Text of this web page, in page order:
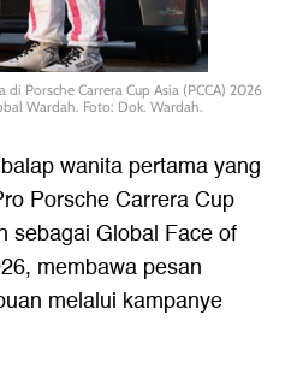
Porsche Carrera Cup Asia (PCCA) 2026
Wardah. Foto: Dok. Wardah.
wanita pertama yang
Porsche Carrera Cup
sebagai Global Face of
membawa pesan
melalui kampanye